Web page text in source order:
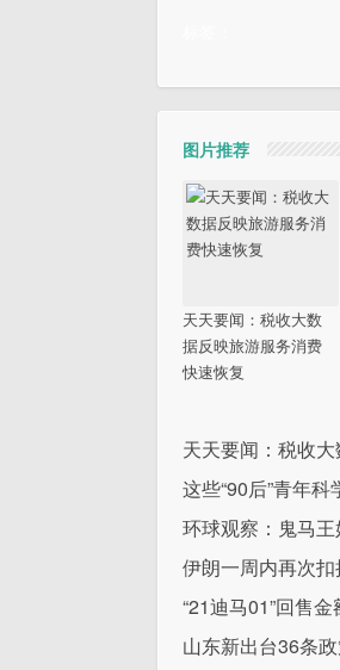
图片推荐
天天要闻：税收大数
据反映旅游服务消费
快速恢复
天天要闻：税收
这些“90后”青年
环球观察：鬼马
伊朗一周内再次
“21迪马01”回售
山东新出台36条